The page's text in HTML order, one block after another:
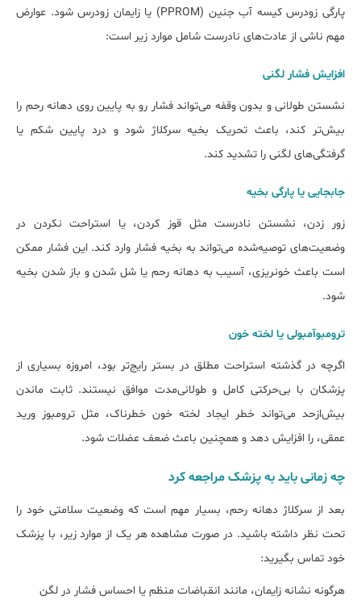
پارگی زودرس کیسه آب جنین (PPROM) یا زایمان زودرس شود. عوارض
مهم ناشی از عادت‌های نادرست شامل موارد زیر است:
افزایش فشار لگنی
نشستن طولانی و بدون وقفه می‌تواند فشار رو به پایین روی دهانه رحم را
بیش‌تر کند، باعث تحریک بخیه سرکلاژ شود و درد پایین شکم یا
گرفتگی‌های لگنی را تشدید کند.
جابجایی یا پارگی بخیه
زور زدن، نشستن نادرست مثل قوز کردن، یا استراحت نکردن در
وضعیت‌های توصیه‌شده می‌تواند به بخیه فشار وارد کند. این فشار ممکن
است باعث خونریزی، آسیب به دهانه رحم یا شل شدن و باز شدن بخیه
شود.
ترومبوآمبولی یا لخته خون
اگرچه در گذشته استراحت مطلق در بستر رایج‌تر بود، امروزه بسیاری از
پزشکان با بی‌حرکتی کامل و طولانی‌مدت موافق نیستند. ثابت ماندن
بیش‌ازحد می‌تواند خطر ایجاد لخته خون خطرناک، مثل ترومبوز ورید
عمقی، را افزایش دهد و همچنین باعث ضعف عضلات شود.
چه زمانی باید به پزشک مراجعه کرد
بعد از سرکلاژ دهانه رحم، بسیار مهم است که وضعیت سلامتی خود را
تحت نظر داشته باشید. در صورت مشاهده هر یک از موارد زیر، با پزشک
خود تماس بگیرید:
هرگونه نشانه زایمان، مانند انقباضات منظم یا احساس فشار در لگن